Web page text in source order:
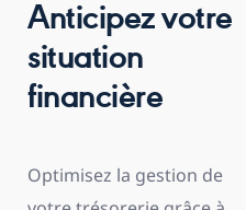
Anticipez votre
situation
financière
Optimisez la gestion de